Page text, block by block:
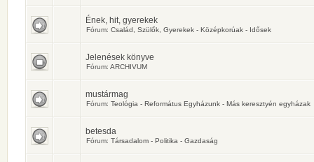
Ének, hit, gyerekek
Fórum: Család, Szülők, Gyerekek - Középkorúak - Idősek
Jelenések könyve
Fórum: ARCHIVUM
mustármag
Fórum: Teológia - Református Egyházunk - Más keresztyén egyházak
betesda
Fórum: Társadalom - Politika - Gazdaság